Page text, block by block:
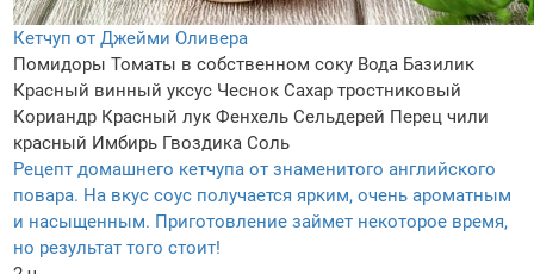
Кетчуп от Джейми Оливера
Помидоры Томаты в собственном соку Вода Базилик
Красный винный уксус Чеснок Сахар тростниковый
Кориандр Красный лук Фенхель Сельдерей Перец чили
красный Имбирь Гвоздика Соль
Рецепт домашнего кетчупа от знаменитого английского
повара. На вкус соус получается ярким, очень ароматным
и насыщенным. Приготовление займет некоторое время,
но результат того стоит!